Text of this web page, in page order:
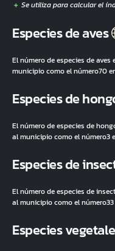
Especies de aves
El número de especies de
municipio como el número70
Especies de
El número de especies de
al municipio como el número3
Especies de
El número de especies de
al municipio como el
Especies